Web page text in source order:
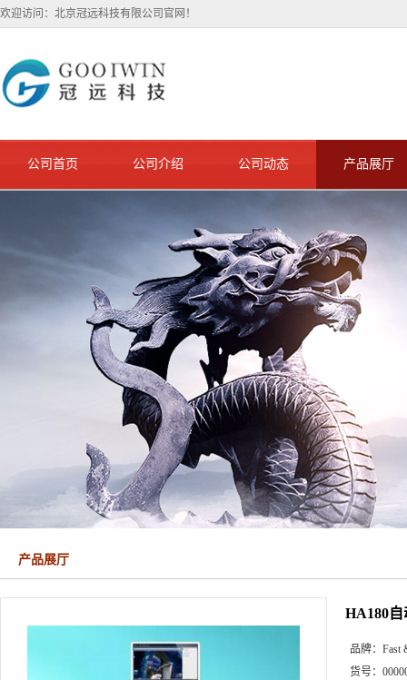
欢迎访问：北京冠远科技有限公司官网！
公司首页 公司介绍 公司动态 产品展厅
产品展厅
HA180
品牌： Fast
货号：